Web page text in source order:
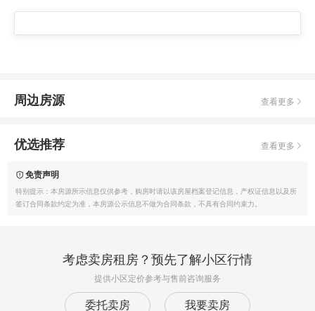
周边房源 查看更多
优选推荐 查看更多
免责声明
特别提示：本房源所示信息仅供参考，购房时请以该房屋档案登记信息，产权证信息以及所
签订合同条款约定为准，本房源公示信息不做为合同条款，不具有合同约束力。
考虑卖房租房？预先了解小区行情
提供小区定价参考与售前咨询服务
委托卖房 我要卖房